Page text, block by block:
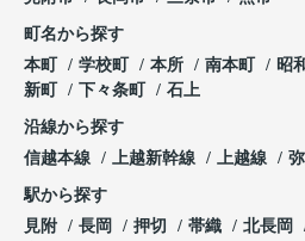
町名から探す
本町
学校町 本所 南本町 昭
新町
下々条町 石上
沿線から探す
信越本線
上越新幹線 上越線
駅から探す
見附
長岡 押切 帯織 北長岡